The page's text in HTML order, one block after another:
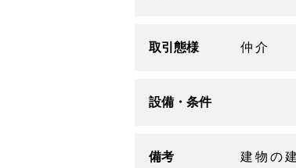
取引態様 仲介
設備・条件
備考
建物の